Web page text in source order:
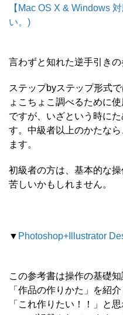
【Mac OS X & Windows
い。)
言わずと知れた逆手引きの
ステップbyステップ形式
ょこちょこ調べるために
ですが、いざという時に
す。中級者以上のかたな
ます。
初級者の方は、基本的な
苦しいかもしれません。
▼ Photoshop+Illustrator
この参考書は操作の基礎
「作品の作りかた」を紹
「これ作りたい！！」と